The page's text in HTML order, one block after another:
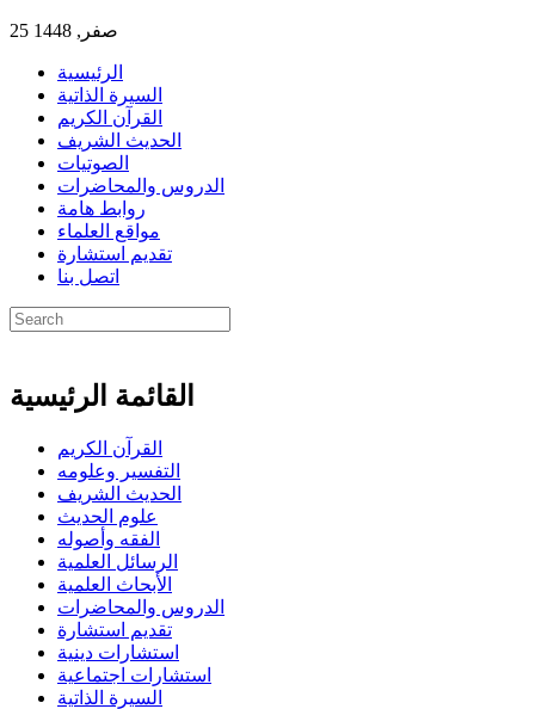
25 صفر, 1448
الرئيسية
السيرة الذاتية
القرآن الكريم
الحديث الشريف
الصوتيات
الدروس والمحاضرات
روابط هامة
مواقع العلماء
تقديم استشارة
اتصل بنا
القائمة الرئيسية
القرآن الكريم
التفسير وعلومه
الحديث الشريف
علوم الحديث
الفقه وأصوله
الرسائل العلمية
الأبحاث العلمية
الدروس والمحاضرات
تقديم استشارة
استشارات دينية
استشارات اجتماعية
السيرة الذاتية